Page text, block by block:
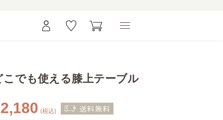
こでも使える膝上テーブル
(税込)